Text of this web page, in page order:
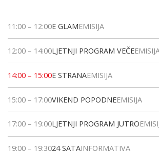
11:00 – 12:00E GLAMEMISIJA
12:00 – 14:00LJETNJI PROGRAM VEČE
14:00 – 15:00E STRANAEMISIJA
15:00 – 17:00VIKEND POPODNEEMISIJA
17:00 – 19:00LJETNJI PROGRAM JUTRO
19:00 – 19:3024 SATAINFORMATIVA